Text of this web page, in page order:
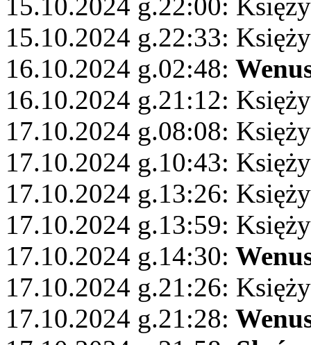
15.10.2024 g.22:33:
16.10.2024 g.02:48:
16.10.2024 g.21:12:
17.10.2024 g.08:08:
17.10.2024 g.10:43:
17.10.2024 g.13:26:
17.10.2024 g.13:59:
17.10.2024 g.14:30:
17.10.2024 g.21:26:
17.10.2024 g.21:28: